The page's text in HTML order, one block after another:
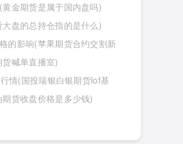
金期货是属于国内盘吗)
盘的总持仓指的是什么)
的影响(苹果期货合约交割新
喊单直播室)
情(国投瑞银白银期货lof基
货收盘价格是多少钱)